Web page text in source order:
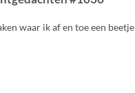
waar ik af en toe een beetje